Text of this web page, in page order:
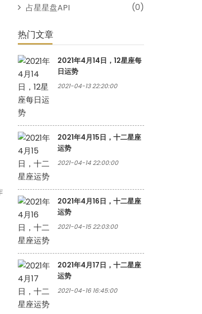
占星星盘API (0)
热门文章
2021年4月14日，12星座每
日运势
2021-04-13 22:20:00
2021年4月15日，十二星座
运势
2021-04-14 22:00:00
2021年4月16日，十二星座
运势
2021-04-15 22:03:00
2021年4月17日，十二星座
运势
2021-04-16 16:45:00